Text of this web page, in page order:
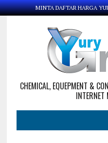
MINTA DAFTAR HARGA
CHEMICAL, EQUEPMENT &
INTERNET